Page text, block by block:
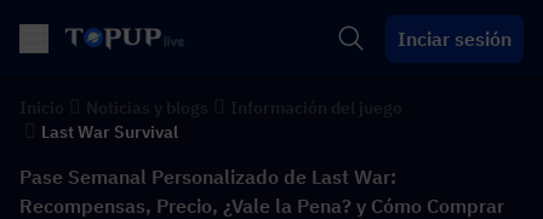
Inciar sesión
Last War Survival
Pase Semanal Personalizado de Last War:
Recompensas, Precio, ¿Vale la Pena? y Cómo Comprar